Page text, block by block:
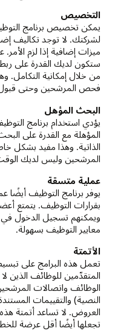
التخصيص
يمكن تخصيص برنامج
لشركتك. لا توجد تكاليف
ميزات إضافية إذا لزم الأمر.
ستكون لديك القدرة على
من خلال إمكانية التكامل.
فحص المرشحين وحتى قبول
البحث المؤهل
يؤدي استخدام برنامج
المؤهلة مع القدرة على
الذاتية. وهذا مفيد بشكل
المرشحين وليس لديك
عملية متسقة
يوفر برنامج التوظيف أيضًا
بقرارات التوظيف. يتمتع
ويمكنهم تسجيل الدخول
معايير التوظيف بسهولة.
الأتمتة
تعمل هذه البرامج على
المتقدّمين للوظائف الذين
الوظائف واتصالات
النصية) والتقييمات
العروض. لا تساعد أتمتة
تجعلها أيضًا أقل عرضة